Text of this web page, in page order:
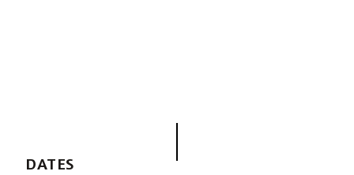
DATES